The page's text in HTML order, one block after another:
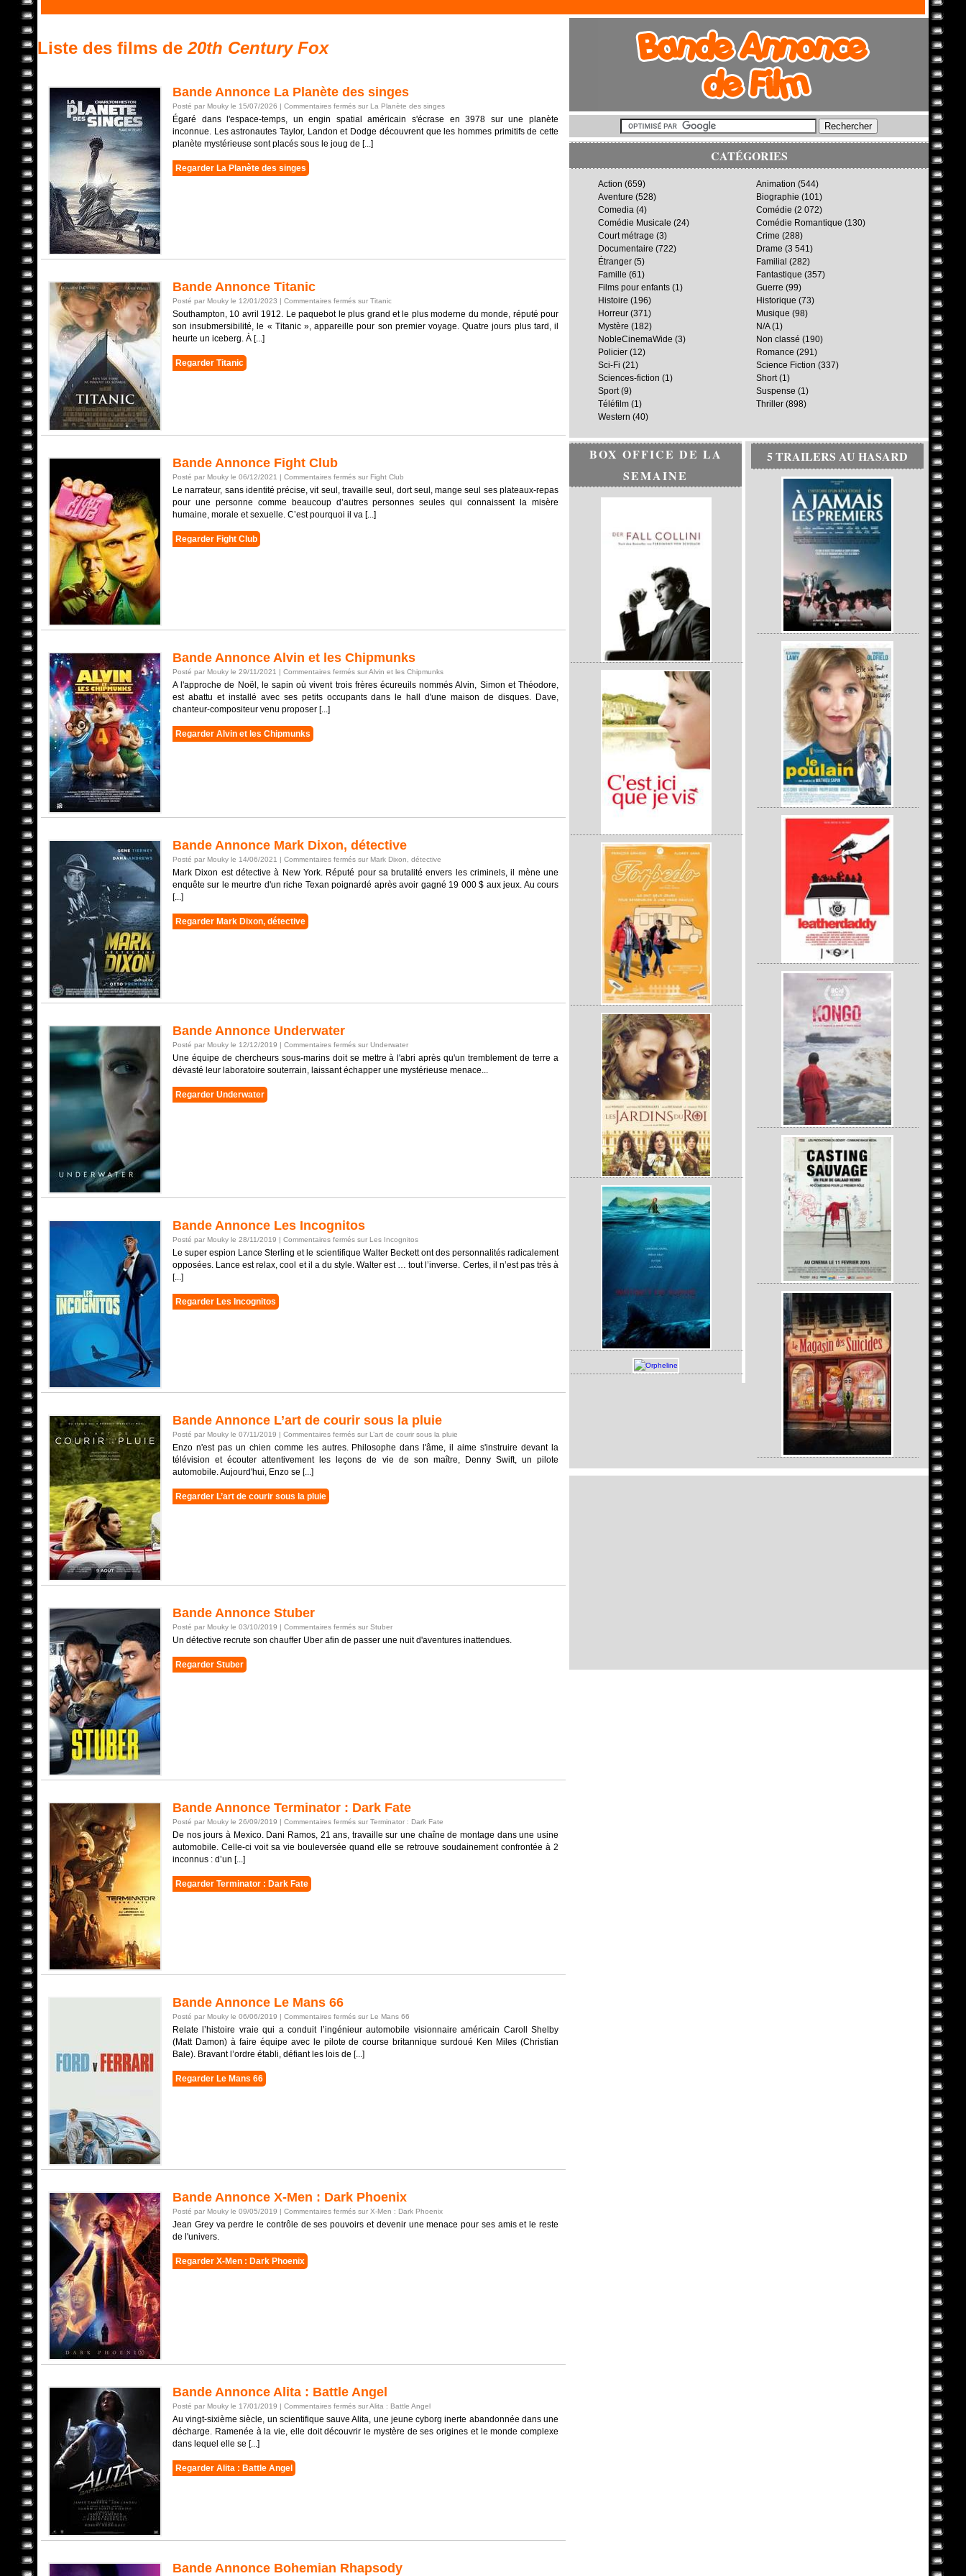
Liste des films de 20th Century Fox
Bande Annonce La Planète des singes
Posté par Mouky le 15/07/2026 | Commentaires fermés sur La Planète des singes
Égaré dans l'espace-temps, un engin spatial américain s'écrase en 3978 sur une planète
inconnue. Les astronautes Taylor, Landon et Dodge découvrent que les hommes primitifs de cette
planète mystérieuse sont placés sous le joug de [...]
Regarder La Planète des singes
Bande Annonce Titanic
Posté par Mouky le 12/01/2023 | Commentaires fermés sur Titanic
Southampton, 10 avril 1912. Le paquebot le plus grand et le plus moderne du monde, réputé pour
son insubmersibilité, le « Titanic », appareille pour son premier voyage. Quatre jours plus tard, il
heurte un iceberg. À [...]
Regarder Titanic
Bande Annonce Fight Club
Posté par Mouky le 06/12/2021 | Commentaires fermés sur Fight Club
Le narrateur, sans identité précise, vit seul, travaille seul, dort seul, mange seul ses plateaux‐repas
pour une personne comme beaucoup d’autres personnes seules qui connaissent la misère
humaine, morale et sexuelle. C’est pourquoi il va [...]
Regarder Fight Club
Bande Annonce Alvin et les Chipmunks
Posté par Mouky le 29/11/2021 | Commentaires fermés sur Alvin et les Chipmunks
A l'approche de Noël, le sapin où vivent trois frères écureuils nommés Alvin, Simon et Théodore,
est abattu et installé avec ses petits occupants dans le hall d'une maison de disques. Dave,
chanteur-compositeur venu proposer [...]
Regarder Alvin et les Chipmunks
Bande Annonce Mark Dixon, détective
Posté par Mouky le 14/06/2021 | Commentaires fermés sur Mark Dixon, détective
Mark Dixon est détective à New York. Réputé pour sa brutalité envers les criminels, il mène une
enquête sur le meurtre d'un riche Texan poignardé après avoir gagné 19 000 $ aux jeux. Au cours
[...]
Regarder Mark Dixon, détective
Bande Annonce Underwater
Posté par Mouky le 12/12/2019 | Commentaires fermés sur Underwater
Une équipe de chercheurs sous-marins doit se mettre à l'abri après qu'un tremblement de terre a
dévasté leur laboratoire souterrain, laissant échapper une mystérieuse menace...
Regarder Underwater
Bande Annonce Les Incognitos
Posté par Mouky le 28/11/2019 | Commentaires fermés sur Les Incognitos
Le super espion Lance Sterling et le scientifique Walter Beckett ont des personnalités radicalement
opposées. Lance est relax, cool et il a du style. Walter est … tout l’inverse. Certes, il n’est pas très à
[...]
Regarder Les Incognitos
Bande Annonce L’art de courir sous la pluie
Posté par Mouky le 07/11/2019 | Commentaires fermés sur L’art de courir sous la pluie
Enzo n'est pas un chien comme les autres. Philosophe dans l'âme, il aime s'instruire devant la
télévision et écouter attentivement les leçons de vie de son maître, Denny Swift, un pilote
automobile. Aujourd'hui, Enzo se [...]
Regarder L’art de courir sous la pluie
Bande Annonce Stuber
Posté par Mouky le 03/10/2019 | Commentaires fermés sur Stuber
Un détective recrute son chauffer Uber afin de passer une nuit d'aventures inattendues.
Regarder Stuber
Bande Annonce Terminator : Dark Fate
Posté par Mouky le 26/09/2019 | Commentaires fermés sur Terminator : Dark Fate
De nos jours à Mexico. Dani Ramos, 21 ans, travaille sur une chaîne de montage dans une usine
automobile. Celle-ci voit sa vie bouleversée quand elle se retrouve soudainement confrontée à 2
inconnus : d’un [...]
Regarder Terminator : Dark Fate
Bande Annonce Le Mans 66
Posté par Mouky le 06/06/2019 | Commentaires fermés sur Le Mans 66
Relate l’histoire vraie qui a conduit l’ingénieur automobile visionnaire américain Caroll Shelby
(Matt Damon) à faire équipe avec le pilote de course britannique surdoué Ken Miles (Christian
Bale). Bravant l’ordre établi, défiant les lois de [...]
Regarder Le Mans 66
Bande Annonce X-Men : Dark Phoenix
Posté par Mouky le 09/05/2019 | Commentaires fermés sur X-Men : Dark Phoenix
Jean Grey va perdre le contrôle de ses pouvoirs et devenir une menace pour ses amis et le reste
de l'univers.
Regarder X-Men : Dark Phoenix
Bande Annonce Alita : Battle Angel
Posté par Mouky le 17/01/2019 | Commentaires fermés sur Alita : Battle Angel
Au vingt-sixième siècle, un scientifique sauve Alita, une jeune cyborg inerte abandonnée dans une
décharge. Ramenée à la vie, elle doit découvrir le mystère de ses origines et le monde complexe
dans lequel elle se [...]
Regarder Alita : Battle Angel
Bande Annonce Bohemian Rhapsody
CATÉGORIES
Action (659) Animation (544)
Aventure (528) Biographie (101)
Comedia (4) Comédie (2 072)
Comédie Musicale (24) Comédie Romantique (130)
Court métrage (3) Crime (288)
Documentaire (722) Drame (3 541)
Étranger (5) Familial (282)
Famille (61) Fantastique (357)
Films pour enfants (1) Guerre (99)
Histoire (196) Historique (73)
Horreur (371) Musique (98)
Mystère (182) N/A(1)
NobleCinemaWide (3) Non classé (190)
Policier (12) Romance (291)
Sci-Fi (21) Science Fiction (337)
Sciences-fiction (1) Short(1)
Sport(9) Suspense (1)
Téléfilm (1) Thriller (898)
Western (40)
BOX OFFICE DE LA
SEMAINE
5 TRAILERS AU HASARD